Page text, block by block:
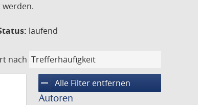
laufend
nach
remove Alle Filter entfernen
Autoren